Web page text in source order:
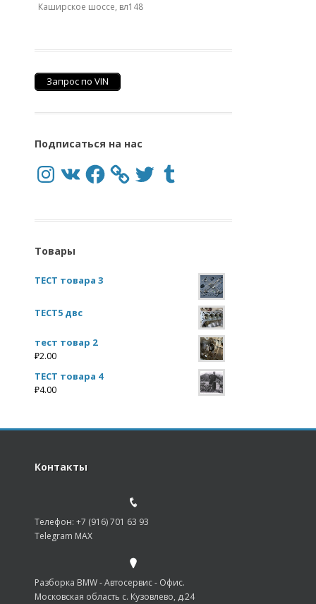
Каширское шоссе, вл148
Запрос по VIN
Подписаться на нас
Instagram
VK Facebook Twitter Tumblr
Товары
ТЕСТ товара 3
ТЕСТ5 двс
тест товар 2
₽2.00
ТЕСТ товара 4
₽4.00
Контакты
Телефон: +7 (916) 701 63 93
Telegram MAX
Разборка BMW - Автосервис - Офис.
Московская область с. Кузовлево, д.24